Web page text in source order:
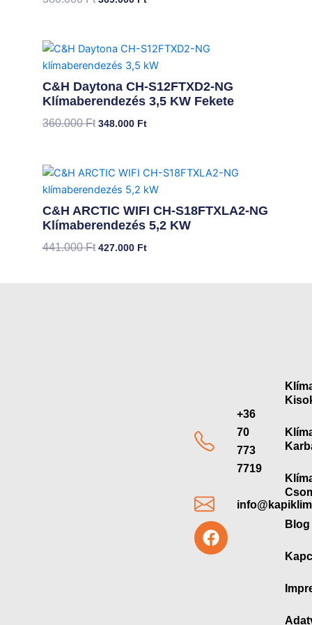
C&H Daytona CH-S12FTXD2-NG
Klímaberendezés 3,5 KW Fekete
360.000Ft
Original
price
360.000 Ft.
348.000 Ft
Current
price
348.000 Ft.
C&H ARCTIC WIFI CH-S18FTXLA2-NG
Klímaberendezés 5,2 KW
441.000Ft
Original
price
441.000 Ft.
427.000 Ft
Current
price
427.000 Ft.
+36
70
773
7719
F
a
c
Blog